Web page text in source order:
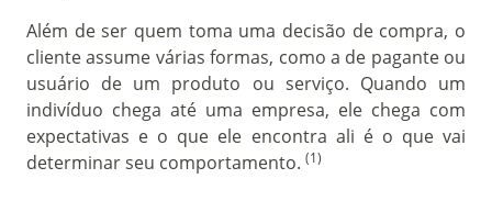
Além de ser quem toma uma decisão de compra, o
cliente assume várias formas, como a de pagante ou
usuário de um produto ou serviço. Quando um
indivíduo chega até uma empresa, ele chega com
expectativas e o que ele encontra ali é o que vai
determinar seu comportamento. (1)